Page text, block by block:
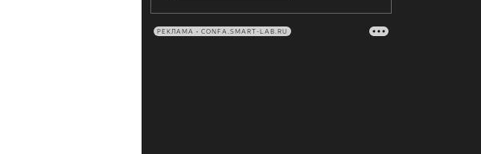
РЕКЛАМА • CONFA.SMART-LAB.RU